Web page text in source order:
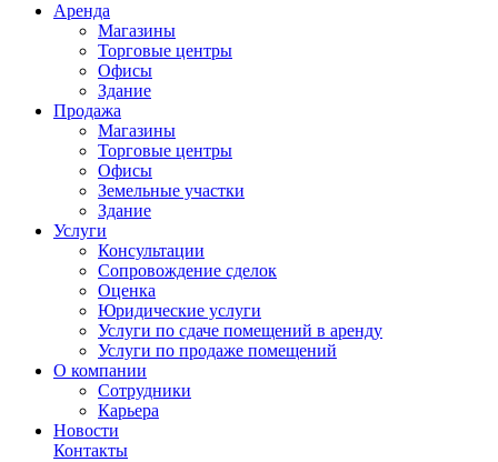
Аренда
Магазины
Торговые центры
Офисы
Здание
Продажа
Магазины
Торговые центры
Офисы
Земельные участки
Здание
Услуги
Консультации
Сопровождение сделок
Оценка
Юридические услуги
Услуги по сдаче помещений в аренду
Услуги по продаже помещений
О компании
Сотрудники
Карьера
Новости
Контакты